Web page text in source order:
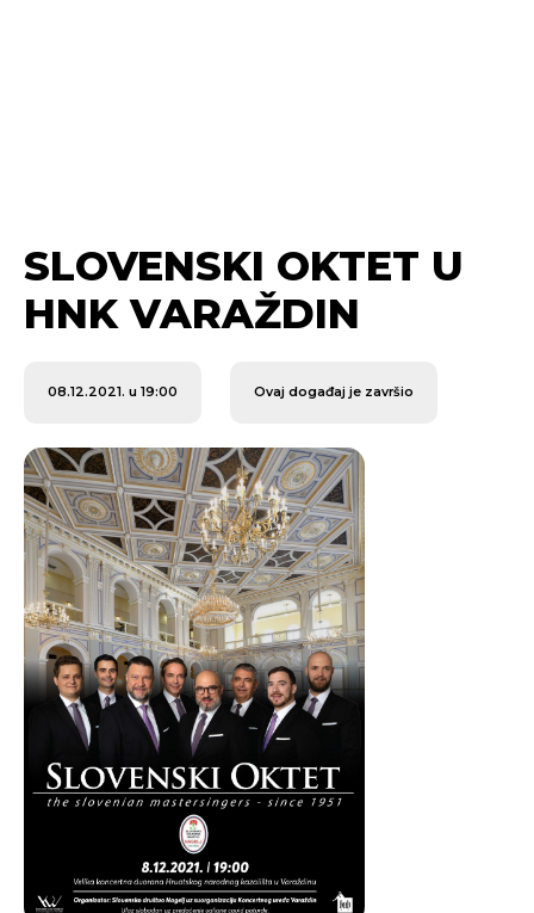
SLOVENSKI OKTET U
HNK VARAŽDIN
08.12.2021. u 19:00 Ovaj događaj je završio